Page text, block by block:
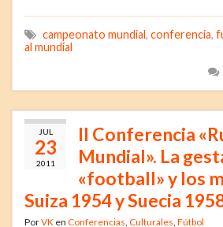
campeonato mundial, conferencia,
al mundial
JUL
23
2011
II Conferencia
Mundial». La
«football» y los
Suiza 1954 y Suecia
PorVK en Conferencias Culturales Fútbol